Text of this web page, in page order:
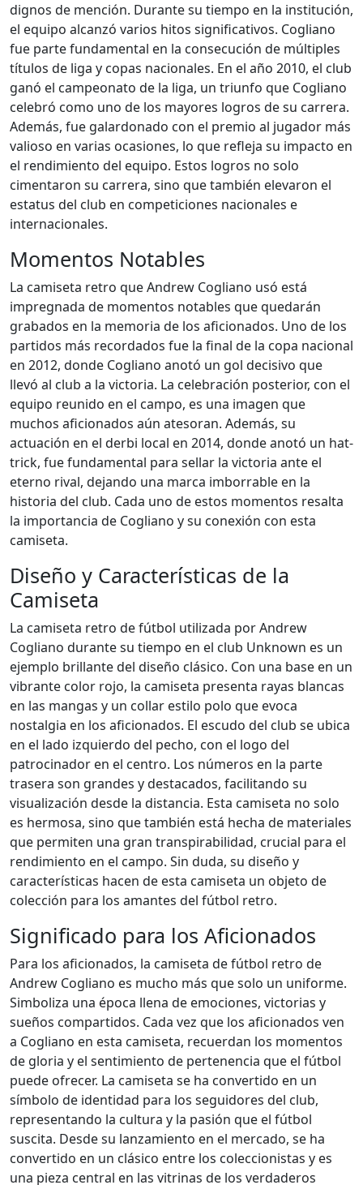
dignos de mención. Durante su tiempo en la institución,
el equipo alcanzó varios hitos significativos. Cogliano
fue parte fundamental en la consecución de múltiples
títulos de liga y copas nacionales. En el año 2010, el club
ganó el campeonato de la liga, un triunfo que Cogliano
celebró como uno de los mayores logros de su carrera.
Además, fue galardonado con el premio al jugador más
valioso en varias ocasiones, lo que refleja su impacto en
el rendimiento del equipo. Estos logros no solo
cimentaron su carrera, sino que también elevaron el
estatus del club en competiciones nacionales e
internacionales.
Momentos Notables
La camiseta retro que Andrew Cogliano usó está
impregnada de momentos notables que quedarán
grabados en la memoria de los aficionados. Uno de los
partidos más recordados fue la final de la copa nacional
en 2012, donde Cogliano anotó un gol decisivo que
llevó al club a la victoria. La celebración posterior, con el
equipo reunido en el campo, es una imagen que
muchos aficionados aún atesoran. Además, su
actuación en el derbi local en 2014, donde anotó un hat-
trick, fue fundamental para sellar la victoria ante el
eterno rival, dejando una marca imborrable en la
historia del club. Cada uno de estos momentos resalta
la importancia de Cogliano y su conexión con esta
camiseta.
Diseño y Características de la
Camiseta
La camiseta retro de fútbol utilizada por Andrew
Cogliano durante su tiempo en el club Unknown es un
ejemplo brillante del diseño clásico. Con una base en un
vibrante color rojo, la camiseta presenta rayas blancas
en las mangas y un collar estilo polo que evoca
nostalgia en los aficionados. El escudo del club se ubica
en el lado izquierdo del pecho, con el logo del
patrocinador en el centro. Los números en la parte
trasera son grandes y destacados, facilitando su
visualización desde la distancia. Esta camiseta no solo
es hermosa, sino que también está hecha de materiales
que permiten una gran transpirabilidad, crucial para el
rendimiento en el campo. Sin duda, su diseño y
características hacen de esta camiseta un objeto de
colección para los amantes del fútbol retro.
Significado para los Aficionados
Para los aficionados, la camiseta de fútbol retro de
Andrew Cogliano es mucho más que solo un uniforme.
Simboliza una época llena de emociones, victorias y
sueños compartidos. Cada vez que los aficionados ven
a Cogliano en esta camiseta, recuerdan los momentos
de gloria y el sentimiento de pertenencia que el fútbol
puede ofrecer. La camiseta se ha convertido en un
símbolo de identidad para los seguidores del club,
representando la cultura y la pasión que el fútbol
suscita. Desde su lanzamiento en el mercado, se ha
convertido en un clásico entre los coleccionistas y es
una pieza central en las vitrinas de los verdaderos